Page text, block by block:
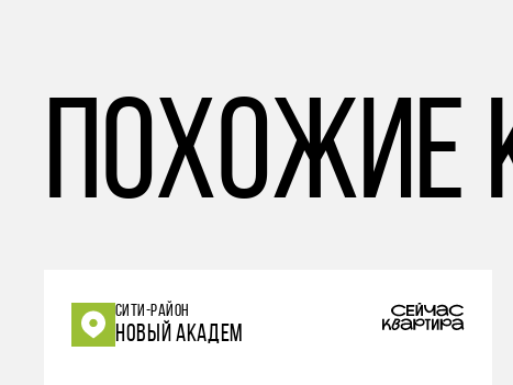
похожие
СИТИ-РАЙОН
НОВЫЙ АКАДЕМ